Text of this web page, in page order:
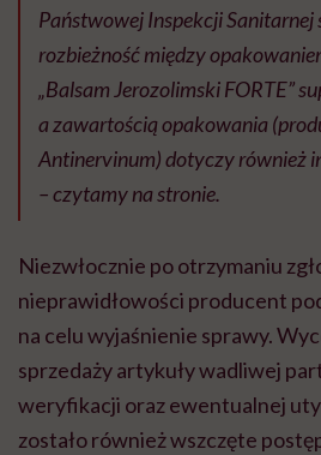
Państwowej Inspekcji Sanitarnej
rozbieżność między
„Balsam Jerozolimski FORTE”
a zawartością opakowania
Antinervinum) dotyczy również
– czytamy na stronie.
Niezwłocznie po otrzymaniu
nieprawidłowości producent
na celu wyjaśnienie sprawy.
sprzedaży artykuły wadliwej
weryfikacji oraz ewentualnej
zostało również wszczęte